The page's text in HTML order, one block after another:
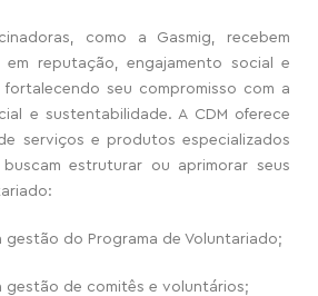
como a Gasmig, recebem
reputação, engajamento social e
seu compromisso com a
e sustentabilidade. A CDM oferece
serviços e produtos especializados
estruturar ou aprimorar seus
gestão do Programa de Voluntariado;
gestão de comitês e voluntários;